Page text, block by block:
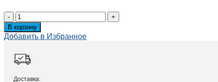
Внутреннее
кольцо
IR
15x19x16
В корзину
Добавить в Избранное
Доставка: